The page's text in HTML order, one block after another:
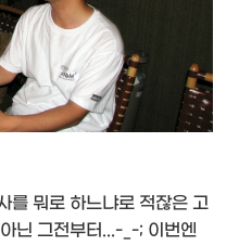
를 뭐로 하느냐로 적잖은 고
닌 그전부터...-_-; 이번엔